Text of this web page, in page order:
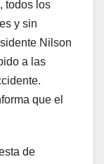
todos los
y sin
Nilson
a las
que el
de